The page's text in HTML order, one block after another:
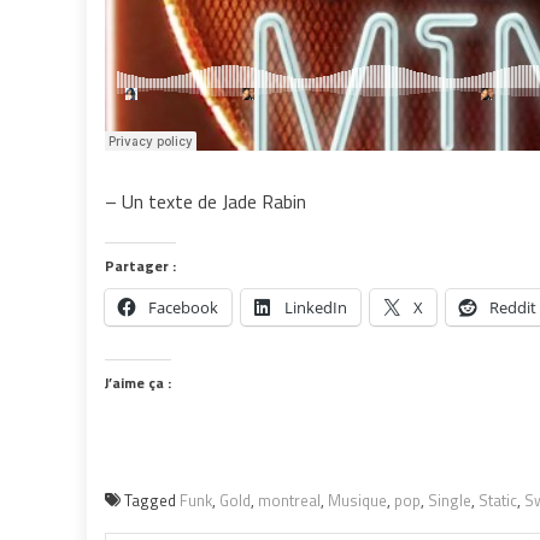
– Un texte de Jade Rabin
Partager :
Facebook LinkedIn X Reddit
J’aime ça :
Tagged Funk, Gold, montreal, Musique, pop, Single, Static,